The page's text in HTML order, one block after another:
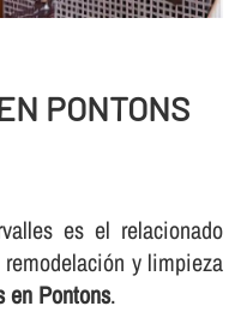
PONTONS
es el relacionado
y limpieza
en Pontons.